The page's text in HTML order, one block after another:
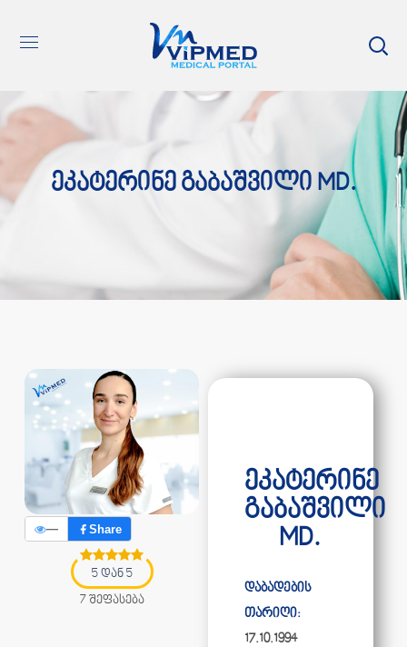
Ეკატერინე Გაბაშვილი MD.
— Share
5 დან 5
7 შეფასება
ეკატერინე
გაბაშვილი
MD.
დაბადების
თარიღი:
17.10.1994